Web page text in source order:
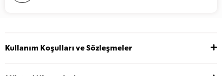
Kullanım Koşulları ve Sözleşmeler